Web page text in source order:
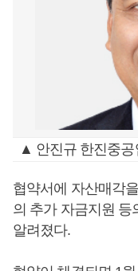
▲ 안진규 한진중공
협약서에 자산매각
의 추가 자금지원 등
알려졌다.